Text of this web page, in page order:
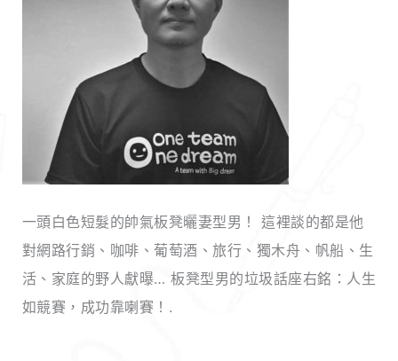
一頭白色短髮的帥氣板凳曬妻型男！ 這裡談的都是他
對網路行銷、咖啡、葡萄酒、旅行、獨木舟、帆船、生
活、家庭的野人獻曝… 板凳型男的垃圾話座右銘：人生
如競賽，成功靠喇賽！.